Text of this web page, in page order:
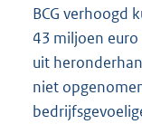
BCG verhoogd
43 miljoen
uit
niet